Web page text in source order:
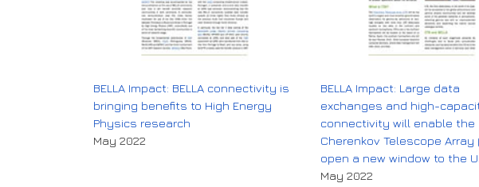
BELLA Impact: BELLA connectivity is
bringing benefits to High Energy
Physics research
May 2022
BELLA Impact: Large data
exchanges and high-
connectivity will enable the
Cherenkov Telescope Array
open a new window to the
May 2022